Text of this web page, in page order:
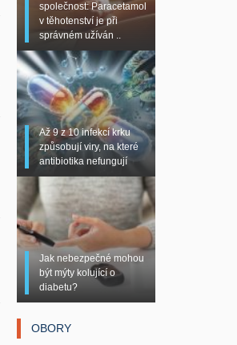
společnost: Paracetamol
v těhotenství je při
správném užíván ..
Až 9 z 10 infekcí krku
způsobují viry, na které
antibiotika nefungují
Jak nebezpečné mohou
být mýty kolující o
diabetu?
OBORY